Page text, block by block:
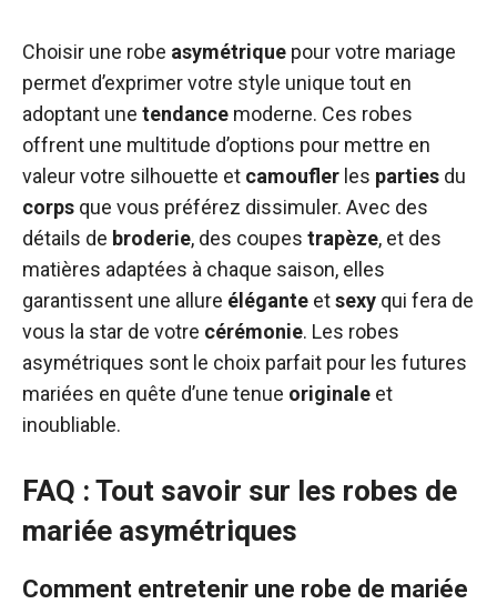
Choisir une robe asymétrique pour votre mariage
permet d’exprimer votre style unique tout en
adoptant une tendance moderne. Ces robes
offrent une multitude d’options pour mettre en
valeur votre silhouette et camoufler les parties du
corps que vous préférez dissimuler. Avec des
détails de broderie, des coupes trapèze, et des
matières adaptées à chaque saison, elles
garantissent une allure élégante etsexy qui fera de
vous la star de votre cérémonie. Les robes
asymétriques sont le choix parfait pour les futures
mariées en quête d’une tenue originale et
inoubliable.
FAQ : Tout savoir sur les robes de
mariée asymétriques
Comment entretenir une robe de mariée